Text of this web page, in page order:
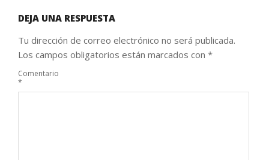
DEJA UNA RESPUESTA
Tu dirección de correo electrónico no será publicada.
Los campos obligatorios están marcados con *
Comentario
*